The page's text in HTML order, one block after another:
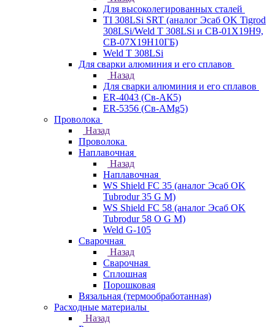
Для высоколегированных сталей
TI 308LSi SRT (аналог Эсаб OK Tigrod
308LSi/Weld T 308LSi и СВ-01Х19Н9,
СВ-07Х19Н10ГБ)
Weld T 308LSi
Для сварки алюминия и его сплавов
Назад
Для сварки алюминия и его сплавов
ER-4043 (Св-АК5)
ER-5356 (Св-АМg5)
Проволока
Назад
Проволока
Наплавочная
Назад
Наплавочная
WS Shield FC 35 (аналог Эсаб OK
Tubrodur 35 G M)
WS Shield FC 58 (аналог Эсаб OK
Tubrodur 58 O G M)
Weld G-105
Сварочная
Назад
Сварочная
Сплошная
Порошковая
Вязальная (термообработанная)
Расходные материалы
Назад